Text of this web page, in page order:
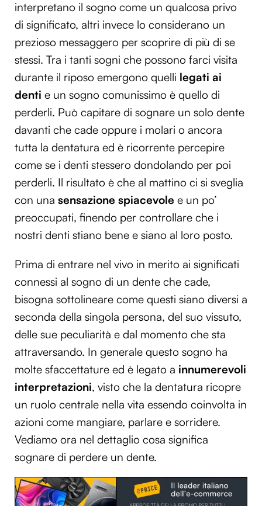
interpretano il sogno come un qualcosa privo
di significato, altri invece lo considerano un
prezioso messaggero per scoprire di più di se
stessi. Tra i tanti sogni che possono farci visita
durante il riposo emergono quelli legati ai
denti e un sogno comunissimo è quello di
perderli. Può capitare di sognare un solo dente
davanti che cade oppure i molari o ancora
tutta la dentatura ed è ricorrente percepire
come se i denti stessero dondolando per poi
perderli. Il risultato è che al mattino ci si sveglia
con una sensazione spiacevole e un po’
preoccupati, finendo per controllare che i
nostri denti stiano bene e siano al loro posto.
Prima di entrare nel vivo in merito ai significati
connessi al sogno di un dente che cade,
bisogna sottolineare come questi siano diversi a
seconda della singola persona, del suo vissuto,
delle sue peculiarità e dal momento che sta
attraversando. In generale questo sogno ha
molte sfaccettature ed è legato a innumerevoli
interpretazioni, visto che la dentatura ricopre
un ruolo centrale nella vita essendo coinvolta in
azioni come mangiare, parlare e sorridere.
Vediamo ora nel dettaglio cosa significa
sognare di perdere un dente.